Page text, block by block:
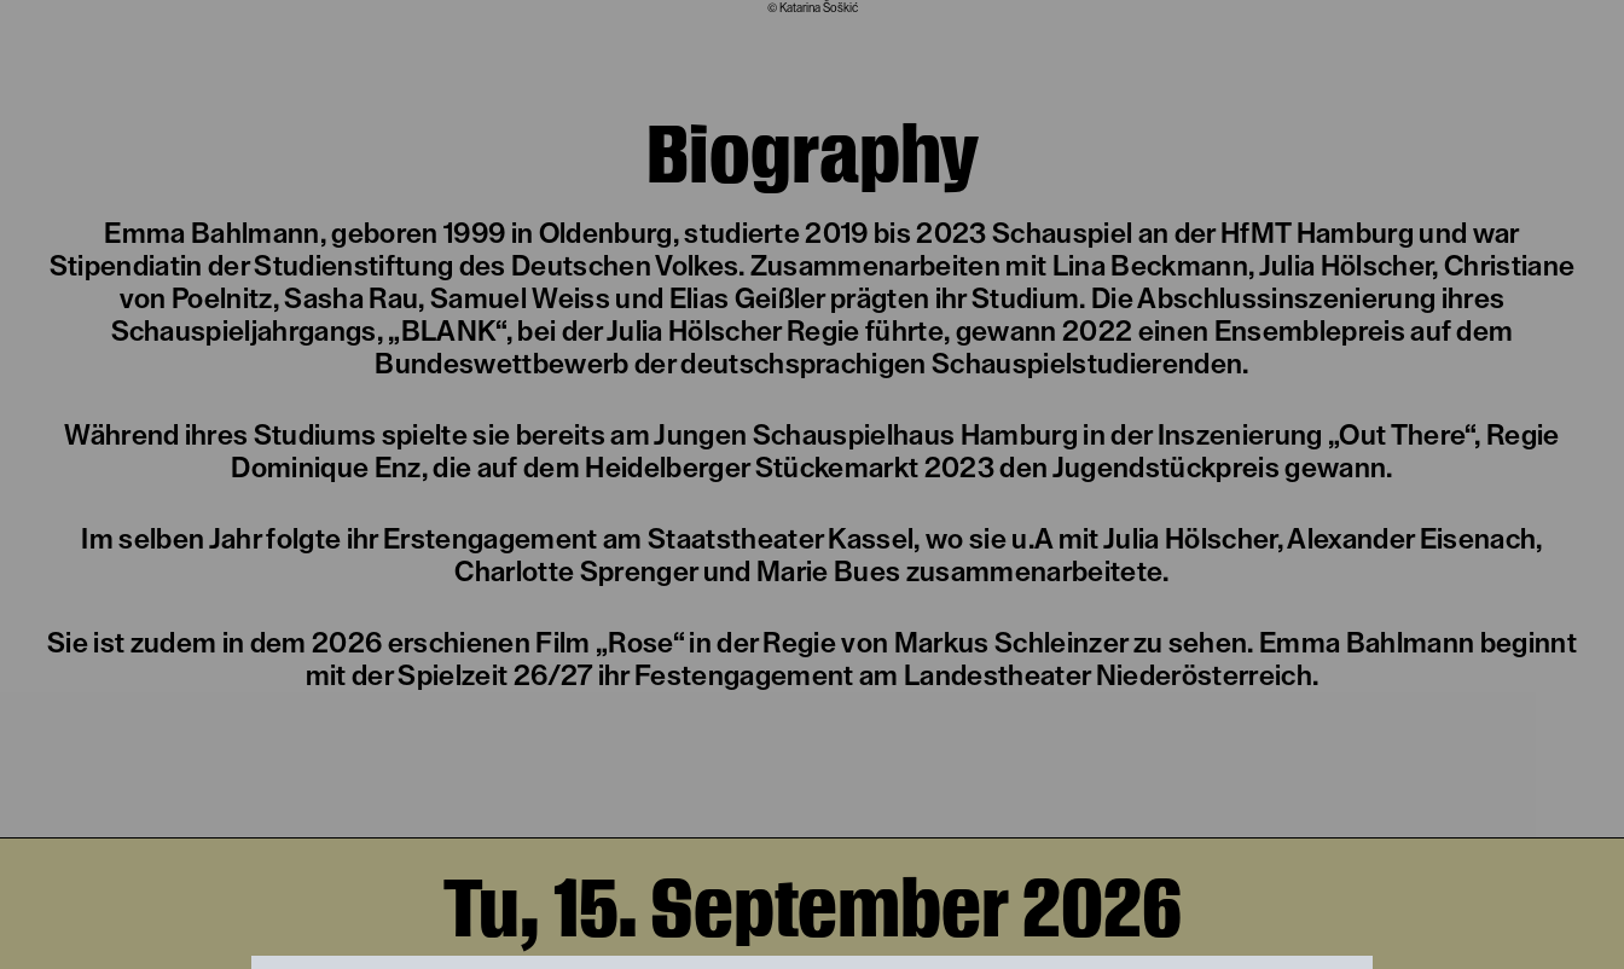
© Katarina Šoškić
Biography
Emma Bahlmann, geboren 1999 in Oldenburg, studierte 2019 bis 2023 Schauspiel an der HfMT Hamburg und war
Stipendiatin der Studienstiftung des Deutschen Volkes. Zusammenarbeiten mit Lina Beckmann, Julia Hölscher, Christiane
von Poelnitz, Sasha Rau, Samuel Weiss und Elias Geißler prägten ihr Studium. Die Abschlussinszenierung ihres
Schauspieljahrgangs, „BLANK“, bei der Julia Hölscher Regie führte, gewann 2022 einen Ensemblepreis auf dem
Bundeswettbewerb der deutschsprachigen Schauspielstudierenden.
Während ihres Studiums spielte sie bereits am Jungen Schauspielhaus Hamburg in der Inszenierung „Out There“, Regie
Dominique Enz, die auf dem Heidelberger Stückemarkt 2023 den Jugendstückpreis gewann.
Im selben Jahr folgte ihr Erstengagement am Staatstheater Kassel, wo sie u.A mit Julia Hölscher, Alexander Eisenach,
Charlotte Sprenger und Marie Bues zusammenarbeitete.
Sie ist zudem in dem 2026 erschienen Film „Rose“ in der Regie von Markus Schleinzer zu sehen. Emma Bahlmann beginnt
mit der Spielzeit 26/27 ihr Festengagement am Landestheater Niederösterreich.
Tu, 15. September 2026